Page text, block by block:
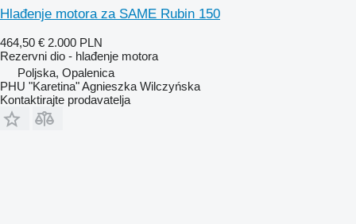
Hlađenje motora za SAME Rubin 150
464,50 € 2.000 PLN
Rezervni dio - hlađenje motora
Poljska, Opalenica
PHU "Karetina" Agnieszka Wilczyńska
Kontaktirajte prodavatelja